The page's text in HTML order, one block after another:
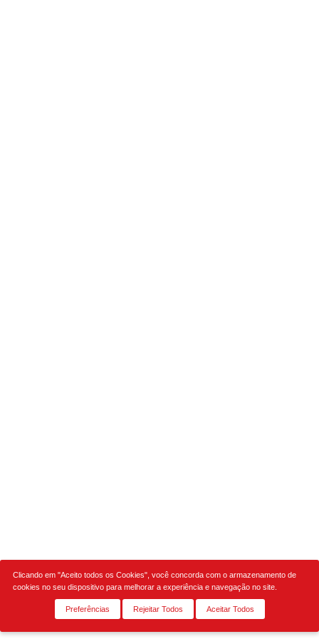
Clicando em "Aceito todos os Cookies", você concorda com o armazenamento de
cookies no seu dispositivo para melhorar a experiência e navegação no site.
Preferências Rejeitar Todos Aceitar Todos